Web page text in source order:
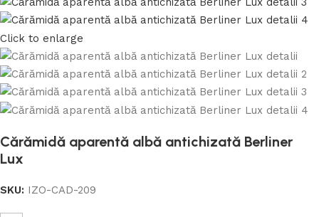
Click to enlarge
Cărămidă aparentă albă antichizată Berliner
Lux
SKU: IZO-CAD-209